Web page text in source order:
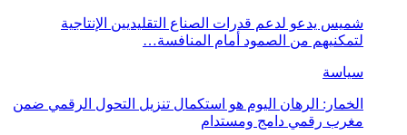
شميس يدعو لدعم قدرات الصناع التقليديين الإنتاجية
لتمكنيهم من الصمود أمام المنافسة…
سياسة
الخمار: الرهان اليوم هو استكمال تنزيل التحول الرقمي ضمن
مغرب رقمي دامج ومستدام